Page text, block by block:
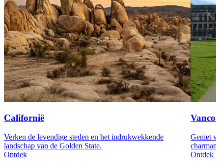
Californië
Verken de levendige steden en het indrukwekkende
landschap van de Golden State.
Ontdek
Geniet
Ontdek